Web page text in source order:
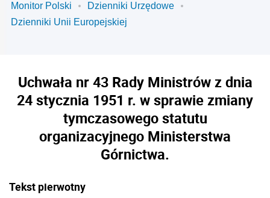
Monitor Polski
Dzienniki Urzędowe
Dzienniki Unii Europejskiej
Uchwała nr 43 Rady Ministrów z dnia
24 stycznia 1951 r. w sprawie zmiany
tymczasowego statutu
organizacyjnego Ministerstwa
Górnictwa.
Tekst pierwotny